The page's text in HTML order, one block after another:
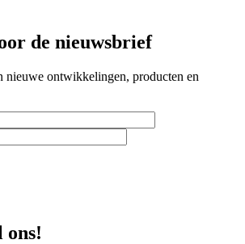
de nieuwsbrief
nieuwe ontwikkelingen, producten en
ons!